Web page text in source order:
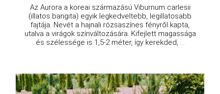
Az Aurora a koreai származású Viburnum carlesii
(illatos bangita) egyik legkedveltebb, legillatosabb
fajtája. Nevét a hajnali rózsaszínes fényről kapta,
utalva a virágok színváltozására. Kifejlett magassága
és szélessége is 1,5-2 méter, így kerekded, ...